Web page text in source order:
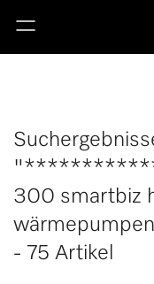
300 smartbiz
- 75 Artikel